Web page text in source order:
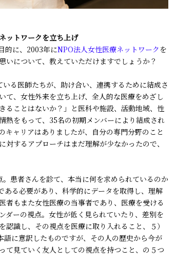
ットワークを立ち上げ
的に、2003年にNPO法人女性医療ネットワーク を
について、教えていただけますでしょうか？
る医師たちが、助け合い、連携するために結成さ
て、女性外来を立ち上げ、全人的な医療をめざし
ることはないか？」と医科や施設、活動地域、性
熱をもって、35名の初期メンバーにより結成され
キャリアはありましたが、自分の専門分野のこと
するアプローチはまだ理解が少なかったので、
患者さんを診て、本当に何を求められているのか
ある必要があり、科学的にデータを取得し、理解
者もまた女性医療の当事者であり、医療を受ける
ダーの視点。女性が低く見られていたり、差別を
識し、その視点を医療に取り入れること、５）
に意訳したものですが、その人の歴史から今が
て見ていく友人としての視点を持つこと、の５つ